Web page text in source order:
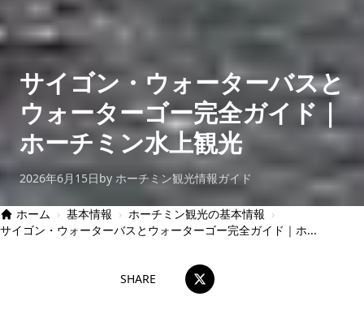
サイゴン・ウォーターバスと
ウォーターゴー完全ガイド｜
ホーチミン水上観光
2026年6月15日by ホーチミン観光情報ガイド
ホーム › 基本情報 › ホーチミン観光の基本情報 ›
サイゴン・ウォーターバスとウォーターゴー完全ガイド｜ホ...
SHARE